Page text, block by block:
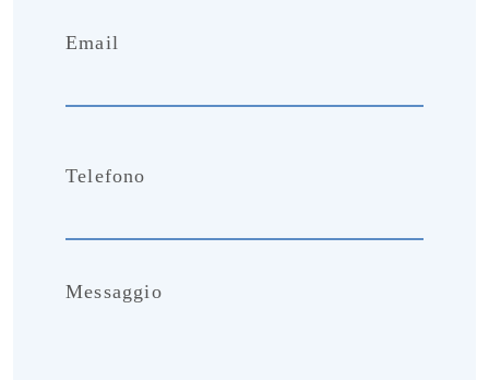
Email
Telefono
Messaggio